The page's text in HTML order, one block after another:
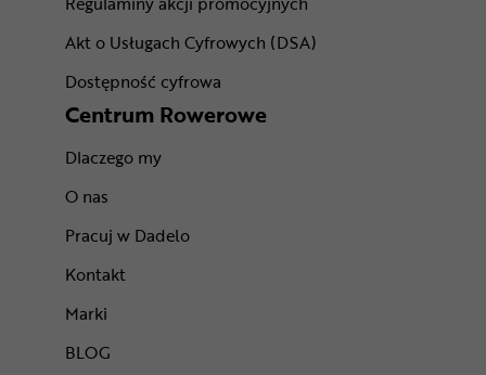
Akt o Usługach Cyfrowych (DSA)
Dostępność cyfrowa
Centrum Rowerowe
Dlaczego my
O nas
Pracuj w Dadelo
Kontakt
Marki
BLOG